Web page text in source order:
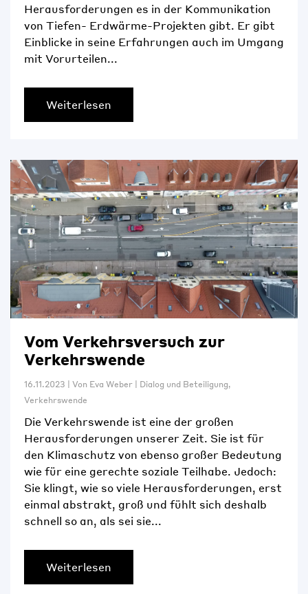
Herausforderungen es in der Kommunikation
von Tiefen- Erdwärme-Projekten gibt. Er gibt
Einblicke in seine Erfahrungen auch im Umgang
mit Vorurteilen...
Weiterlesen
Vom Verkehrsversuch zur
Verkehrswende
16.11.2023 | Von Eva Weber | Dialog und Beteiligung,
Verkehrswende
Die Verkehrswende ist eine der großen
Herausforderungen unserer Zeit. Sie ist für
den Klimaschutz von ebenso großer Bedeutung
wie für eine gerechte soziale Teilhabe. Jedoch:
Sie klingt, wie so viele Herausforderungen, erst
einmal abstrakt, groß und fühlt sich deshalb
schnell so an, als sei sie...
Weiterlesen